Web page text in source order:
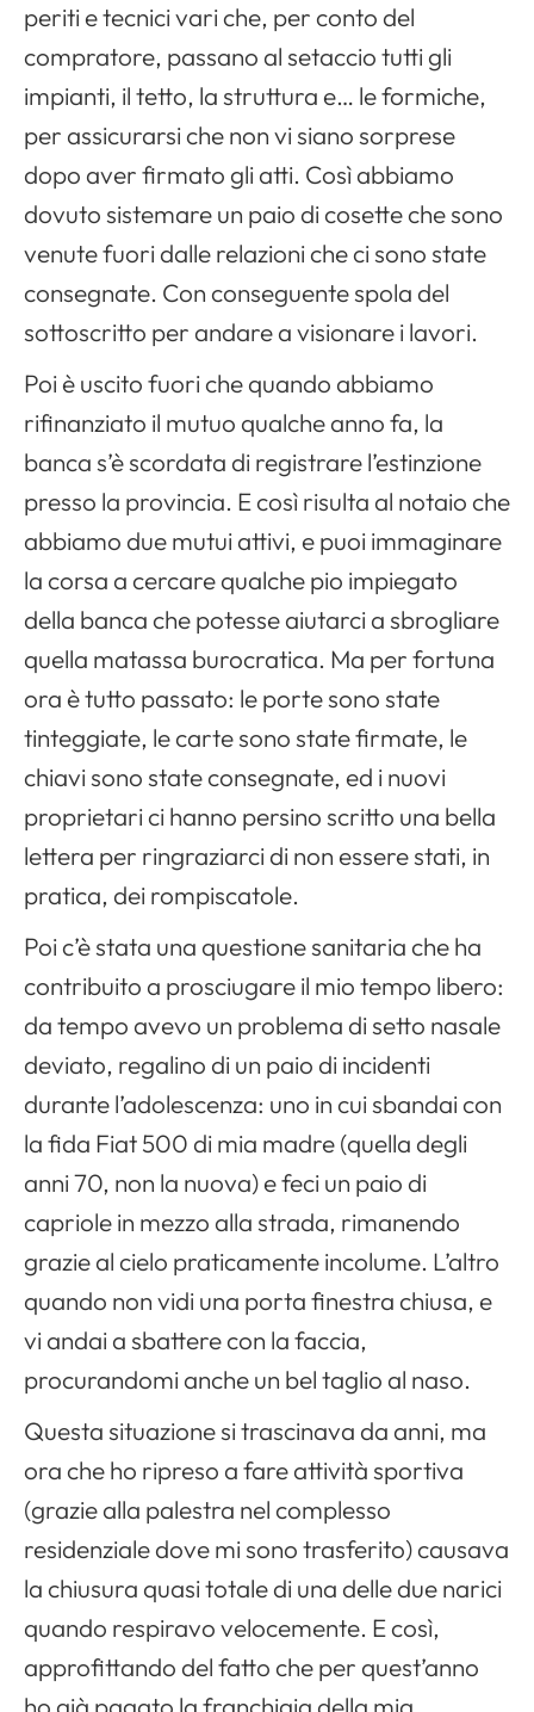
periti e tecnici vari che, per conto del
compratore, passano al setaccio tutti gli
impianti, il tetto, la struttura e… le formiche,
per assicurarsi che non vi siano sorprese
dopo aver firmato gli atti. Così abbiamo
dovuto sistemare un paio di cosette che sono
venute fuori dalle relazioni che ci sono state
consegnate. Con conseguente spola del
sottoscritto per andare a visionare i lavori.
Poi è uscito fuori che quando abbiamo
rifinanziato il mutuo qualche anno fa, la
banca s’è scordata di registrare l’estinzione
presso la provincia. E così risulta al notaio che
abbiamo due mutui attivi, e puoi immaginare
la corsa a cercare qualche pio impiegato
della banca che potesse aiutarci a sbrogliare
quella matassa burocratica. Ma per fortuna
ora è tutto passato: le porte sono state
tinteggiate, le carte sono state firmate, le
chiavi sono state consegnate, ed i nuovi
proprietari ci hanno persino scritto una bella
lettera per ringraziarci di non essere stati, in
pratica, dei rompiscatole.
Poi c’è stata una questione sanitaria che ha
contribuito a prosciugare il mio tempo libero:
da tempo avevo un problema di setto nasale
deviato, regalino di un paio di incidenti
durante l’adolescenza: uno in cui sbandai con
la fida Fiat 500 di mia madre (quella degli
anni 70, non la nuova) e feci un paio di
capriole in mezzo alla strada, rimanendo
grazie al cielo praticamente incolume. L’altro
quando non vidi una porta finestra chiusa, e
vi andai a sbattere con la faccia,
procurandomi anche un bel taglio al naso.
Questa situazione si trascinava da anni, ma
ora che ho ripreso a fare attività sportiva
(grazie alla palestra nel complesso
residenziale dove mi sono trasferito) causava
la chiusura quasi totale di una delle due narici
quando respiravo velocemente. E così,
approfittando del fatto che per quest’anno